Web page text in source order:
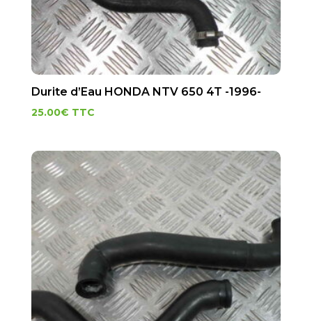
Durite d’Eau HONDA NTV 650 4T -1996-
25.00€ TTC